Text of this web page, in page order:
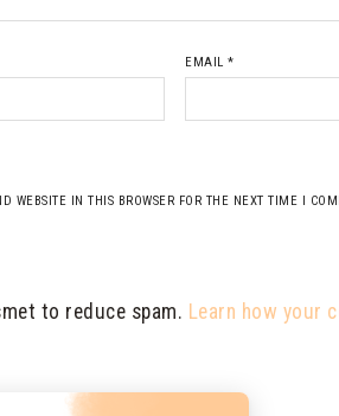
EMAIL*
WEBSITE IN THIS BROWSER FOR THE NEXT TIME I
to reduce spam. Learn how your